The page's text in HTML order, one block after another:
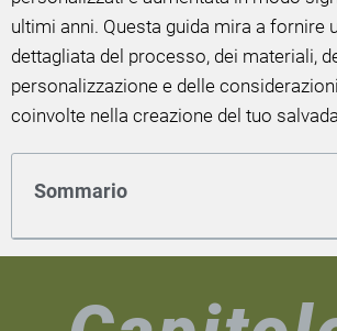
ultimi anni. Questa guida mira a fornire
dettagliata del processo, dei materiali,
personalizzazione e delle
coinvolte nella creazione del tuo
Sommario